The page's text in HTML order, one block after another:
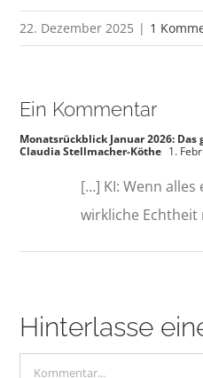
22. Dezember 2025 | 1
Ein Kommentar
Monatsrückblick Januar 2026: Das
Claudia Stellmacher-Köthe 1.
[…] KI: Wenn
wirkliche
Hinterlasse
Kommentar